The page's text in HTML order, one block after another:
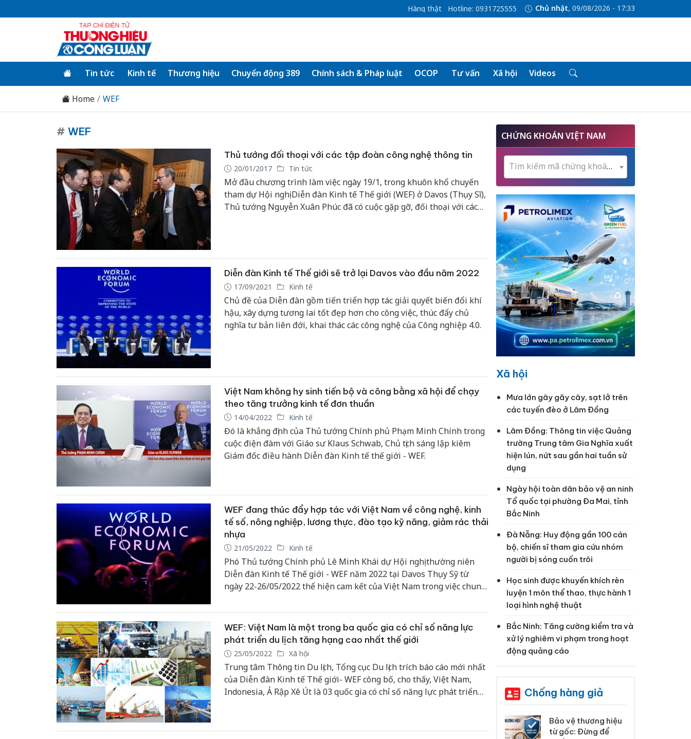
Hàng thật Hotline: 0931725555 Chủ nhật, 09/08/2026 - 17:33
Tin tức Kinh tế Thương hiệu Chuyển động 389 Chính sách & Pháp luật OCOP Tư vấn Xã hội Videos
Home WEF
# WEF
Thủ tướng đối thoại với các tập đoàn công nghệ thông tin
20/01/2017 Tin tức
Mở đầu chương trình làm việc ngày 19/1, trong khuôn khổ chuyến
tham dự Hội nghị Diễn đàn Kinh tế Thế giới (WEF) ở Davos (Thụy Sĩ),
Thủ tướng Nguyễn Xuân Phúc đã có cuộc gặp gỡ, đối thoại với các
Diễn đàn Kinh tế Thế giới sẽ trở lại Davos vào đầu năm 2022
17/09/2021 Kinh tế
Chủ đề của Diễn đàn gồm tiến triển hợp tác giải quyết biến đổi khí
hậu, xây dựng tương lai tốt đẹp hơn cho công việc, thúc đẩy chủ
nghĩa tư bản liên đới, khai thác các công nghệ của Công nghiệp 4.0.
Việt Nam không hy sinh tiến bộ và công bằng xã hội để chạy
theo tăng trưởng kinh tế đơn thuần
14/04/2022 Kinh tế
Đó là khẳng định của Thủ tướng Chính phủ Phạm Minh Chính trong
cuộc điện đàm với Giáo sư Klaus Schwab, Chủ tịch sáng lập kiêm
Giám đốc điều hành Diễn đàn Kinh tế thế giới - WEF.
WEF đang thúc đẩy hợp tác với Việt Nam về công nghệ, kinh
tế số, nông nghiệp, lương thực, đào tạo kỹ năng, giảm rác thải
nhựa
21/05/2022 Kinh tế
Phó Thủ tướng Chính phủ Lê Minh Khái dự Hội nghị thường niên
Diễn đàn Kinh tế Thế giới - WEF năm 2022 tại Davos Thụy Sỹ từ
ngày 22-26/05/2022 thể hiện cam kết của Việt Nam trong việc chung
WEF: Việt Nam là một trong ba quốc gia có chỉ số năng lực
phát triển du lịch tăng hạng cao nhất thế giới
25/05/2022 Xã hội
Trung tâm Thông tin Du lịch, Tổng cục Du lịch trích báo cáo mới nhất
của Diễn đàn Kinh tế Thế giới- WEF công bố, cho thấy, Việt Nam,
Indonesia, Ả Rập Xê Út là 03 quốc gia có chỉ số năng lực phát triển
CHỨNG KHOÁN VIỆT NAM
Tìm kiếm mã chứng khoán...
Xã hội
Mưa lớn gây gãy cây, sạt lở trên
các tuyến đèo ở Lâm Đồng
Lâm Đồng: Thông tin việc Quảng
trường Trung tâm Gia Nghĩa xuất
hiện lún, nứt sau gần hai tuần sử
dụng
Ngày hội toàn dân bảo vệ an ninh
Tổ quốc tại phường Đa Mai, tỉnh
Bắc Ninh
Đà Nẵng: Huy động gần 100 cán
bộ, chiến sĩ tham gia cứu nhóm
người bị sóng cuốn trôi
Học sinh được khuyến khích rèn
luyện 1 môn thể thao, thực hành 1
loại hình nghệ thuật
Bắc Ninh: Tăng cường kiểm tra và
xử lý nghiêm vi phạm trong hoạt
động quảng cáo
Chống hàng giả
kinh doanh bán
Bảo vệ thương hiệu
từ gốc: Đừng để